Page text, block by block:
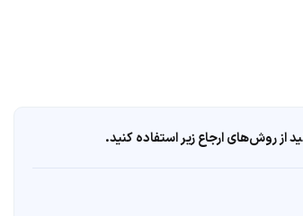
روش‌های ارجاع زیر استفاده کنید.